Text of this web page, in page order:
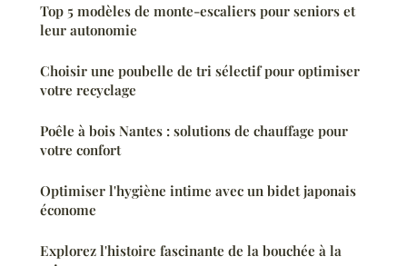
Top 5 modèles de monte-escaliers pour seniors et
leur autonomie
Choisir une poubelle de tri sélectif pour optimiser
votre recyclage
Poêle à bois Nantes : solutions de chauffage pour
votre confort
Optimiser l'hygiène intime avec un bidet japonais
économe
Explorez l'histoire fascinante de la bouchée à la